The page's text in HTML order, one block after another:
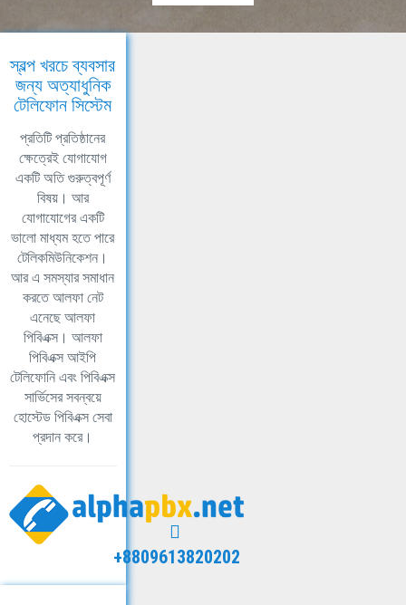
স্বল্প খরচে ব্যবসার
জন্য অত্যাধুনিক
টেলিফোন সিস্টেম
প্রতিটি প্রতিষ্ঠানের
ক্ষেত্রেই যোগাযোগ
একটি অতি গুরুত্বপূর্ণ
বিষয়। আর
যোগাযোগের একটি
ভালো মাধ্যম হতে পারে
টেলিকমিউনিকেশন।
আর এ সমস্যার সমাধান
করতে আলফা নেট
এনেছে আলফা
পিবিএক্স। আলফা
পিবিএক্স আইপি
টেলিফোনি এবং পিবিএক্স
সার্ভিসের সবন্বয়ে
হোস্টেড পিবিএক্স সেবা
প্রদান করে।
+8809613820202